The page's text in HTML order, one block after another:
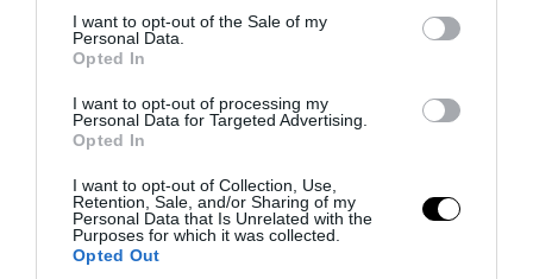
consent section.
I want to opt-out of the Sale of my
Personal Data.
Opted In
I want to opt-out of processing my
Personal Data for Targeted Advertising.
Opted In
I want to opt-out of Collection, Use,
Retention, Sale, and/or Sharing of my
Personal Data that Is Unrelated with the
Purposes for which it was collected.
Opted Out
Χαροπαλεύει ο 43χρονος που
τραυματίστηκε με πατίνι στη Λάρισα –
Παραμένει διασωληνωμένος στη ΜΕΘ